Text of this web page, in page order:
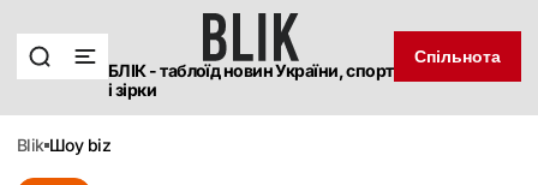
БЛІК - таблоїд новин України, спорт
і зірки
Спільнота
blik шоу biz